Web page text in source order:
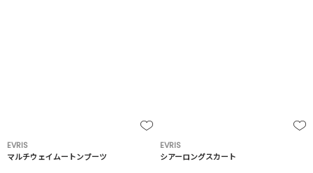
EVRIS
マルチウェイムートンブーツ
EVRIS
シアーロングスカート